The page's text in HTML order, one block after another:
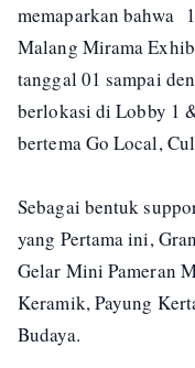
memaparkan bahwa
Malang Mirama
tanggal 01 sampai
berlokasi di Lobby 1
bertema Go Local,
Sebagai bentuk
yang Pertama ini,
Gelar Mini Pameran
Keramik, Payung
Budaya.